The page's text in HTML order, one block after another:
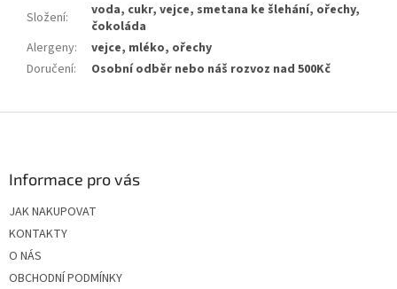
Složení:
voda, cukr, vejce, smetana ke šlehání, ořechy,
čokoláda
Alergeny:
vejce, mléko, ořechy
Doručení: Osobní odběr nebo náš rozvoz nad 500Kč
Informace pro vás
JAK NAKUPOVAT
KONTAKTY
O NÁS
OBCHODNÍ PODMÍNKY